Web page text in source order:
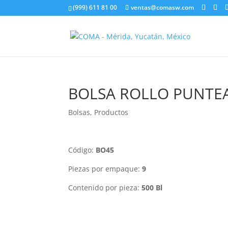
(999) 611 81 00 ventas@comasw.com
BOLSA ROLLO
Bolsas, Productos
Código: BO45
Piezas por empaque:9
Contenido por pieza:500 Bl